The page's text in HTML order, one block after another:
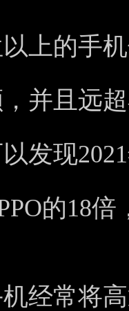
上的手
并且远
发现
的18倍
经常将